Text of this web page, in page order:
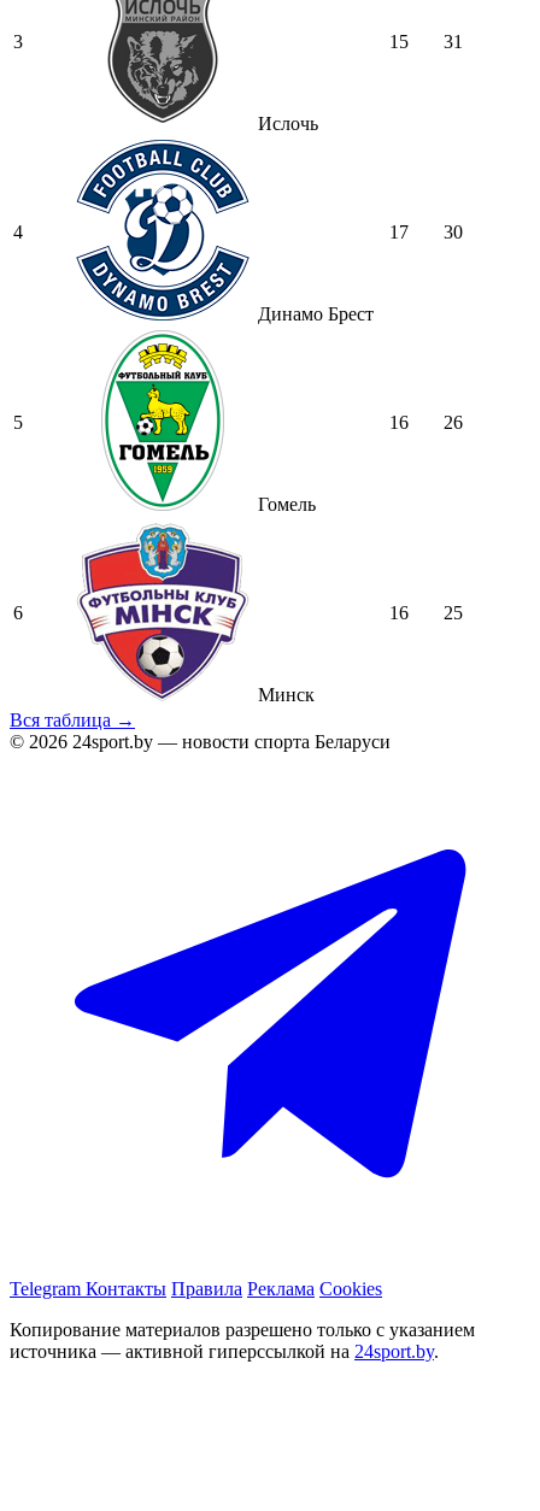
3
Ислочь
15 31
4
Динамо Брест
17 30
5
Гомель
16 26
6
Минск
16 25
Вся таблица →
© 2026 24sport.by — новости спорта Беларуси
Telegram Контакты Правила Реклама Cookies
Копирование материалов разрешено только с указанием
источника — активной гиперссылкой на 24sport.by.